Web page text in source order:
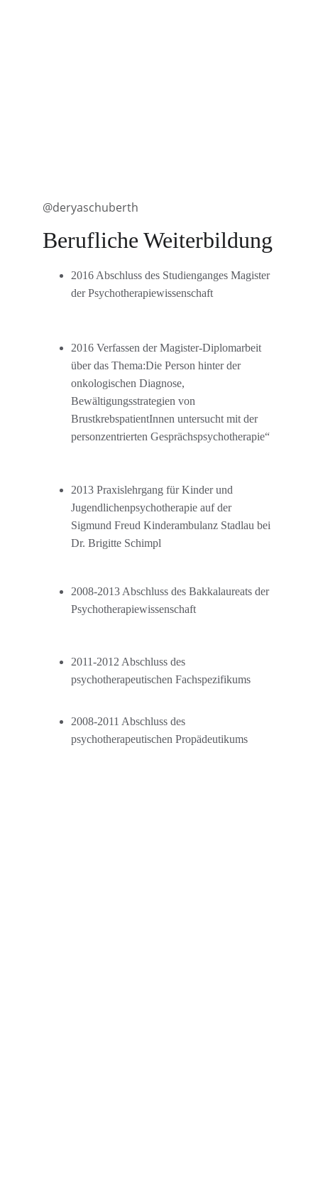
Berufliche Weiterbildung
2016 Verfassen der Magister-Diplomarbeit
über das Thema:Die Person hinter der
onkologischen Diagnose,
Bewältigungsstrategien von
BrustkrebspatientInnen untersucht mit der
personzentrierten Gesprächspsychotherapie“
2016 Abschluss des Studienganges Magister
der Psychotherapiewissenschaft
2013 Praxislehrgang für Kinder und
Jugendlichenpsychotherapie auf der
Sigmund Freud Kinderambulanz Stadlau bei
Dr. Brigitte Schimpl
2008-2013 Abschluss des Bakkalaureats der
Psychotherapiewissenschaft
2011-2012 Abschluss des
psychotherapeutischen Fachspezifikums
2008-2011 Abschluss des
psychotherapeutischen Propädeutikums
@deryaschuberth